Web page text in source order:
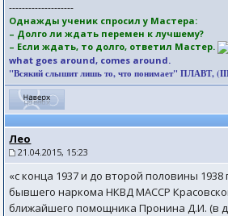
--------------------
Однажды ученик спросил у Мастера:
– Долго ли ждать перемен к лучшему?
– Если ждать, то долго, ответил Мастер.
what goes around, comes around.
"Всякий слышит лишь то, что понимает" ПЛАВТ,
Лео
21.04.2015, 15:23
«с конца 1937 и до второй половины 1938
бывшего наркома НКВД МАССР
ближайшего помощника Пронина Д.И. (в